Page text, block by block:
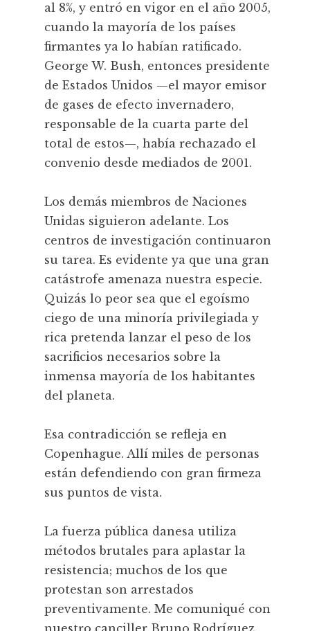
al 8%, y entró en vigor en el año 2005,
cuando la mayoría de los países
firmantes ya lo habían ratificado.
George W. Bush, entonces presidente
de Estados Unidos —el mayor emisor
de gases de efecto invernadero,
responsable de la cuarta parte del
total de estos—, había rechazado el
convenio desde mediados de 2001.
Los demás miembros de Naciones
Unidas siguieron adelante. Los
centros de investigación continuaron
su tarea. Es evidente ya que una gran
catástrofe amenaza nuestra especie.
Quizás lo peor sea que el egoísmo
ciego de una minoría privilegiada y
rica pretenda lanzar el peso de los
sacrificios necesarios sobre la
inmensa mayoría de los habitantes
del planeta.
Esa contradicción se refleja en
Copenhague. Allí miles de personas
están defendiendo con gran firmeza
sus puntos de vista.
La fuerza pública danesa utiliza
métodos brutales para aplastar la
resistencia; muchos de los que
protestan son arrestados
preventivamente. Me comuniqué con